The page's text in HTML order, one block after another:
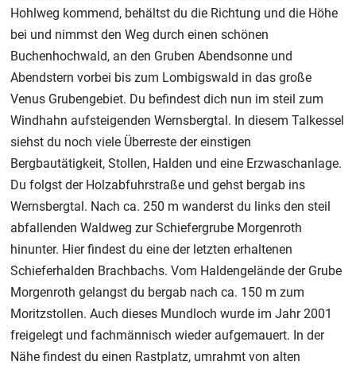
Hohlweg kommend, behältst du die Richtung und die Höhe
bei und nimmst den Weg durch einen schönen
Buchenhochwald, an den Gruben Abendsonne und
Abendstern vorbei bis zum Lombigswald in das große
Venus Grubengebiet. Du befindest dich nun im steil zum
Windhahn aufsteigenden Wernsbergtal. In diesem Talkessel
siehst du noch viele Überreste der einstigen
Bergbautätigkeit, Stollen, Halden und eine Erzwaschanlage.
Du folgst der Holzabfuhrstraße und gehst bergab ins
Wernsbergtal. Nach ca. 250 m wanderst du links den steil
abfallenden Waldweg zur Schiefergrube Morgenroth
hinunter. Hier findest du eine der letzten erhaltenen
Schieferhalden Brachbachs. Vom Haldengelände der Grube
Morgenroth gelangst du bergab nach ca. 150 m zum
Moritzstollen. Auch dieses Mundloch wurde im Jahr 2001
freigelegt und fachmännisch wieder aufgemauert. In der
Nähe findest du einen Rastplatz, umrahmt von alten